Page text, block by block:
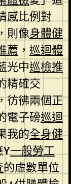
感比例對
則像身體健
薦 ， 巡迴體
光中巡檢推
精確交
彷彿兩個正
電子磅巡迴
我的全身健
一般勞工
的虛數單位